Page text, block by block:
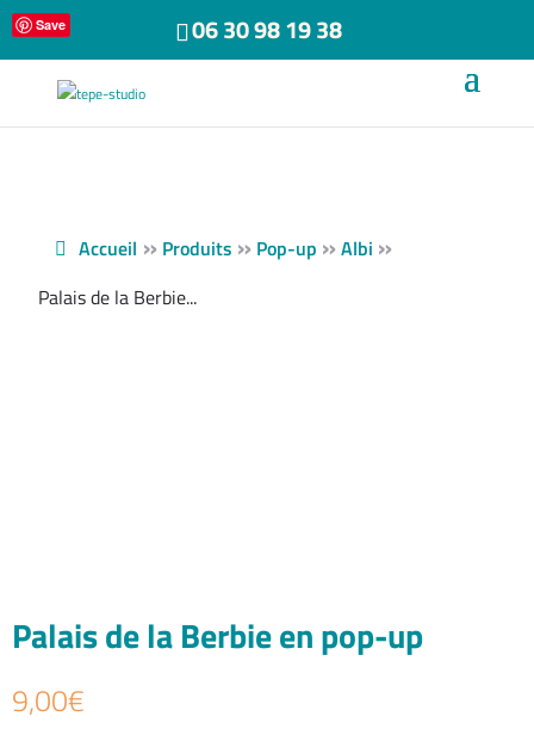
06 30 98 19 38
Save
Accueil » Produits » Pop-up » Albi »
Palais de la Berbie...
Palais de la Berbie en pop-up
9,00€